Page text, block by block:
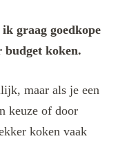
graag goedkope
budget koken.
maar als je een
keuze of door
koken vaak